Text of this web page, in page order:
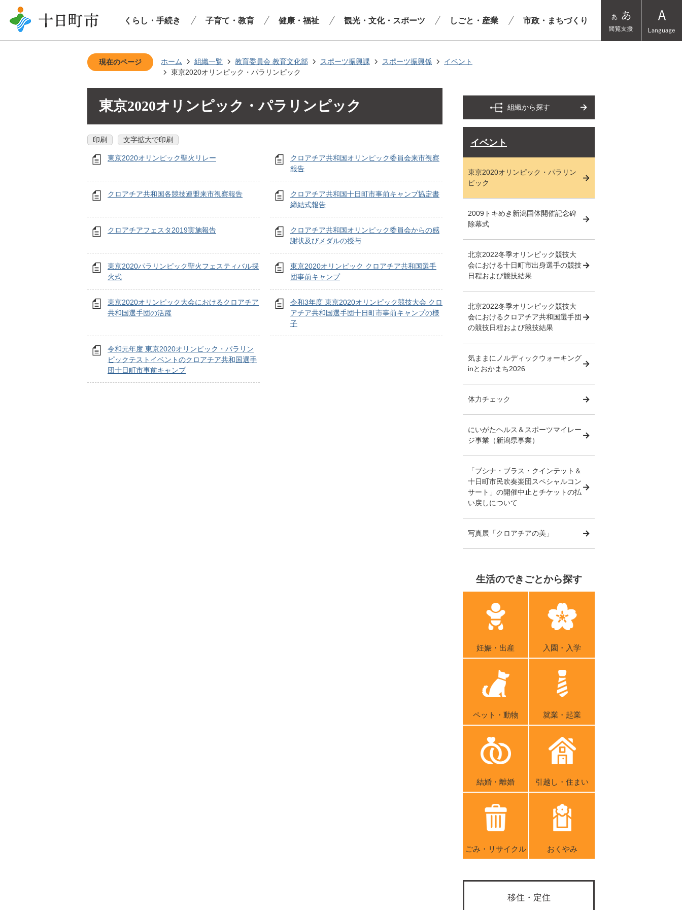
くらし・手続き 子育て・教育 健康・福祉 観光・文化・スポーツ しごと・産業 市政・まちづくり
現在のページ ホーム 組織一覧 教育委員会 教育文化部 スポーツ振興課 スポーツ振興係
イベント
東京2020オリンピック・パラリンピック
東京2020オリンピック・パラリンピック
印刷 文字拡大で印刷
東京2020オリンピック聖火リレー
クロアチア共和国オリンピック委員会来市視察
報告
クロアチア共和国各競技連盟来市視察報告
クロアチア共和国十日町市事前キャンプ協定書
締結式報告
クロアチアフェスタ2019実施報告
クロアチア共和国オリンピック委員会からの感
謝状及びメダルの授与
東京2020パラリンピック聖火フェスティバル採
火式
東京2020オリンピック クロアチア共和国選手
団事前キャンプ
東京2020オリンピック大会におけるクロアチア
共和国選手団の活躍
令和3年度 東京2020オリンピック競技大会 クロ
アチア共和国選手団十日町市事前キャンプの様
子
令和元年度 東京2020オリンピック・パラリン
ピックテストイベントのクロアチア共和国選手
団十日町市事前キャンプ
組織から探す
イベント
東京2020オリンピック・パラリン
ピック
2009トキめき新潟国体開催記念碑
除幕式
北京2022冬季オリンピック競技大
会における十日町市出身選手の競技
日程および競技結果
北京2022冬季オリンピック競技大
会におけるクロアチア共和国選手団
の競技日程および競技結果
気ままにノルディックウォーキング
inとおかまち2026
体力チェック
にいがたヘルス＆スポーツマイレー
ジ事業（新潟県事業）
「ブシナ・ブラス・クインテット＆
十日町市民吹奏楽団スペシャルコン
サート」の開催中止とチケットの払
い戻しについて
写真展「クロアチアの美」
生活のできごとから探す
妊娠・出産 入園・入学
ペット・動物 就業・起業
結婚・離婚 引越し・住まい
ごみ・リサイクル おくやみ
移住・定住